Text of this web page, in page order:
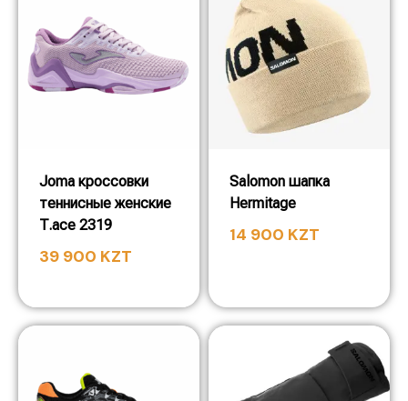
Joma кроссовки
теннисные женские
T.ace 2319
39 900 KZT
Salomon шапка
Hermitage
14 900 KZT